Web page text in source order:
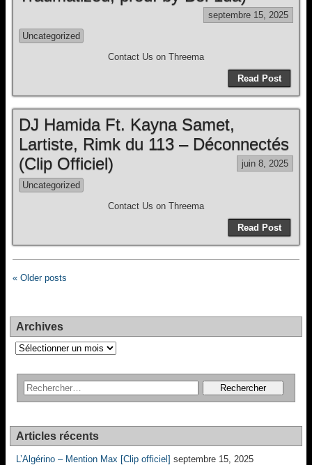
septembre 15, 2025
Uncategorized
Contact Us on Threema
Read Post
DJ Hamida Ft. Kayna Samet,
Lartiste, Rimk du 113 – Déconnectés
(Clip Officiel)
juin 8, 2025
Uncategorized
Contact Us on Threema
Read Post
« Older posts
Archives
Archives
Articles récents
L’Algérino – Mention Max [Clip officiel] septembre 15, 2025